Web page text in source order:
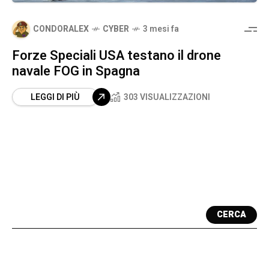
CONDORALEX CYBER 3 mesi fa
Forze Speciali USA testano il drone
navale FOG in Spagna
LEGGI DI PIÙ 303 VISUALIZZAZIONI
CERCA